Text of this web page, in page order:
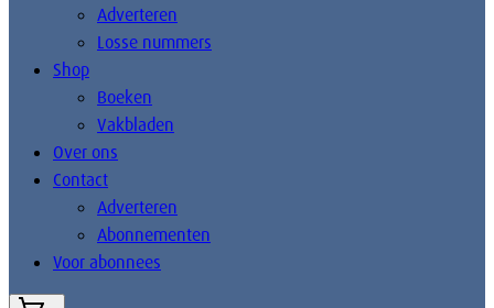
Adverteren
Losse nummers
Shop
Boeken
Vakbladen
Over ons
Contact
Adverteren
Abonnementen
Voor abonnees